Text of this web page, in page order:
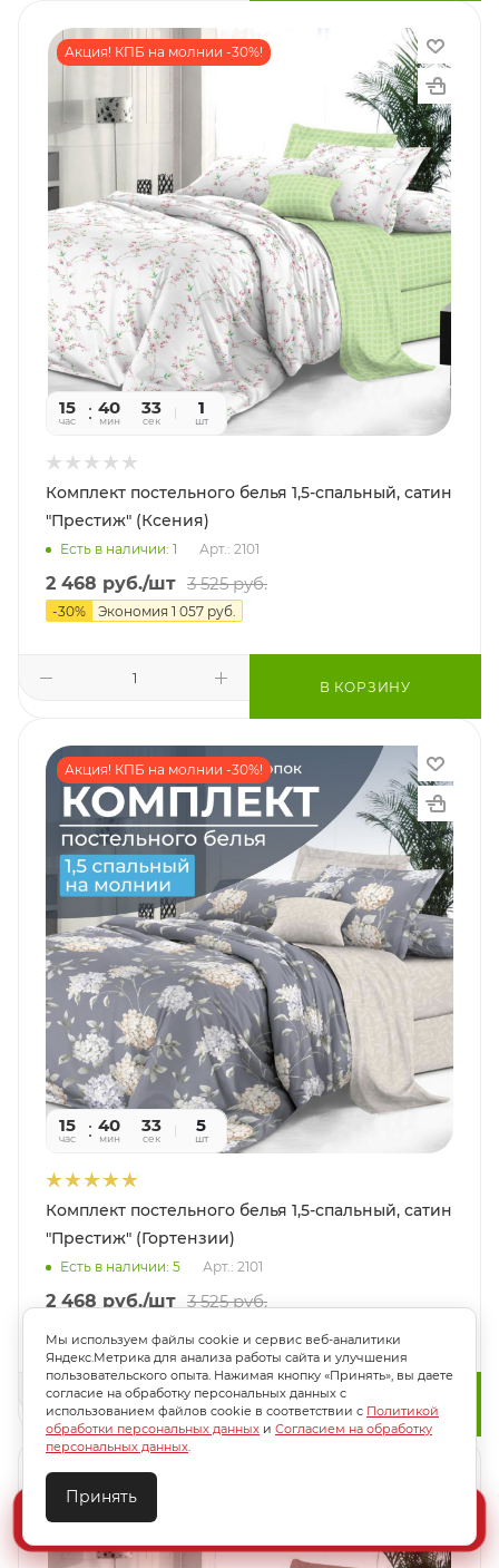
Акция! КПБ на молнии -30%!
15
час
40
мин
31
сек
1
шт
Комплект постельного белья 1,5-спальный, сатин
"Престиж" (Ксения)
Есть в наличии: 1 Арт.: 2101
2 468 руб./шт 3 525руб.
-30% Экономия 1 057 руб.
В КОРЗИНУ
Акция! КПБ на молнии -30%!
15
час
40
мин
31
сек
5
шт
Комплект постельного белья 1,5-спальный, сатин
"Престиж" (Гортензии)
Есть в наличии: 5 Арт.: 2101
2 468 руб./шт 3 525руб.
В КОРЗИНУ
Акция! КПБ на молнии -30%!
Мы используем файлы cookie и сервис веб-аналитики
Яндекс.Метрика для анализа работы сайта и улучшения
пользовательского опыта. Нажимая кнопку «Принять», вы даете
согласие на обработку персональных данных с
использованием файлов cookie в соответствии с Политикой
обработки персональных данных и Согласием на обработку
персональных данных.
Принять